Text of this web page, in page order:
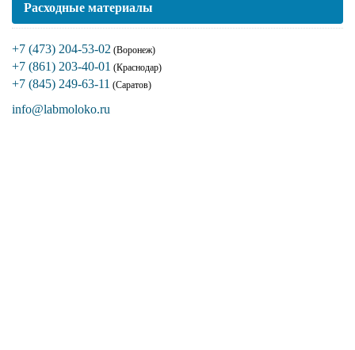
Расходные материалы
+7 (473) 204-53-02 (Воронеж)
+7 (861) 203-40-01 (Краснодар)
+7 (845) 249-63-11 (Саратов)
info@labmoloko.ru